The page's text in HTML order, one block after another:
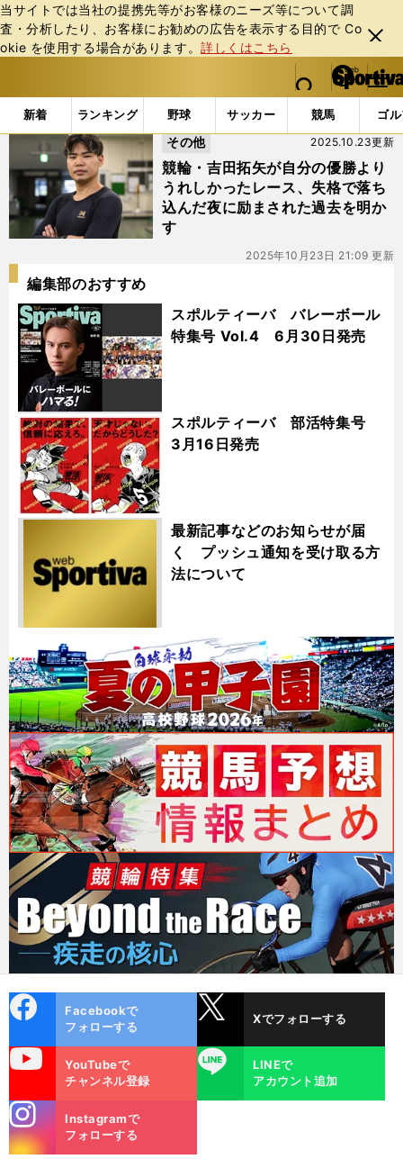
当サイトでは当社の提携先等がお客様のニーズ等について調
査・分析したり、お客様にお勧めの広告を表⽰する⽬的で Co
okie を使⽤する場合があります。詳しくはこちら
閉じ
る
web Sportiva (webスポルティーバ)
検索
マイペ
ー
ジ
メニュ
新着 ランキング 野球 サッカー 競馬 ゴ
b
ス
ィ
ー
バ
「#新田祐大」の最新ニュース・ 情報
競輪・吉田拓矢が自分の優勝より
うれしかったレース、失格で落ち
込んだ夜に励まされた過去を明か
す
2025.10.23更新
その他
2025年10月23日 21:09 更新
編集部のおすすめ
スポルティーバ バレーボール
特集号 Vol.4 6月30日発売
スポルティーバ 部活特集号
3月16日発売
最新記事などのお知らせが届
く プッシュ通知を受け取る方
法について
ok
Facebookで
フォローする
Xでフォローする
YouTubeで
チャンネル登録
LINE
LINEで
アカウント追加
m
Instagramで
フォローする